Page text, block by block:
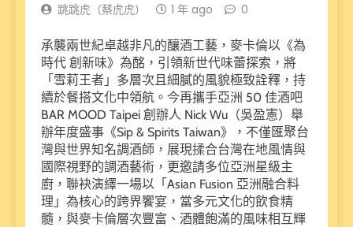
跳跳虎（蔡虎虎） 1 年 ago 0
承襲兩世紀卓越非凡的釀酒工藝，麥卡倫以《為
時代 創新味》為酩，引領新世代味蕾探索，將
「雪莉王者」多層次且細膩的風貌極致詮釋，持
續於餐搭文化中領航。今再攜手亞洲 50 佳酒吧
BAR MOOD Taipei 創辦人 Nick Wu（吳盈憲）舉
辦年度盛事《Sip & Spirits Taiwan》，不僅匯聚台
灣與世界知名調酒師，展現揉合台灣在地風情與
國際視野的調酒藝術，更邀請多位亞洲星級主
廚，聯袂演繹一場以「Asian Fusion 亞洲融合料
理」為核心的跨界饗宴，當多元文化的飲食精
髓，與麥卡倫層次豐富、酒體飽滿的風味相互輝